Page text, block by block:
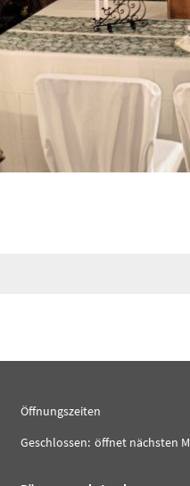
Öffnungszeiten
Klicken, um weitere Öffnungs-
Geschlossen: öffnet nächsten